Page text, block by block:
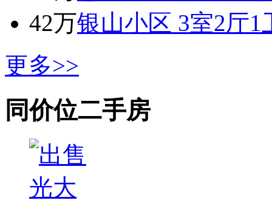
42万银山小区 3室2厅1
更多>>
同价位二手房